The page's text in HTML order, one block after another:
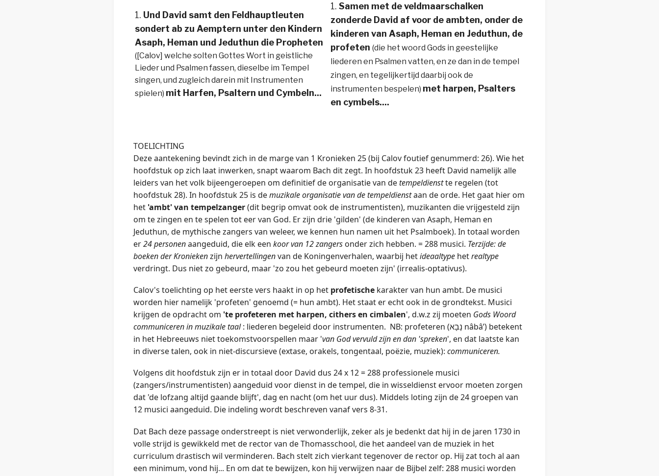
1. Und David samt den Feldhauptleuten
sondert ab zu Aemptern unter den Kindern
Asaph, Heman und Jeduthun die Propheten
([Calov] welche solten Gottes Wort in geistliche
Lieder und Psalmen fassen, dieselbe im Tempel
singen, und zugleich darein mit Instrumenten
spielen) mit Harfen, Psaltern und Cymbeln...
1. Samen met de veldmaarschalken
zonderde David af voor de ambten, onder de
kinderen van Asaph, Heman en Jeduthun, de
profeten (die het woord Gods in geestelijke
liederen en Psalmen vatten, en ze dan in de tempel
zingen, en tegelijkertijd daarbij ook de
instrumenten bespelen) met harpen, Psalters
en cymbels....
TOELICHTING
Deze aantekening bevindt zich in de marge van 1 Kronieken 25 (bij Calov foutief genummerd: 26). Wie het
hoofdstuk op zich laat inwerken, snapt waarom Bach dit zegt. In hoofdstuk 23 heeft David namelijk alle
leiders van het volk bijeengeroepen om definitief de organisatie van detempeldienstte regelen (tot
hoofdstuk 28). In hoofdstuk 25 is demuzikale organisatie van de tempeldienstaan de orde. Het gaat hier om
het 'ambt' van tempelzanger(dit begrip omvat ook de instrumentisten), muzikanten die vrijgesteld zijn
om te zingen en te spelen tot eer van God. Er zijn drie 'gilden' (de kinderen van Asaph, Heman en
Jeduthun, de mythische zangers van weleer, we kennen hun namen uit het Psalmboek). In totaal worden
er24 personenaangeduid, die elk een koor van 12 zangers onder zich hebben. = 288 musici. Terzijde: de
boeken der Kroniekenzijn hervertellingenvan de Koningenverhalen, waarbij hetideaaltype hetrealtype
verdringt. Dus niet zo gebeurd, maar 'zo zou het gebeurd moeten zijn' (irrealis-optativus).
Calov's toelichting op het eerste vers haakt in op het profetische karakter van hun ambt. De musici
worden hier namelijk 'profeten' genoemd (= hun ambt). Het staat er echt ook in de grondtekst. Musici
krijgen de opdracht om 'te profeteren met harpen, cithers en cimbalen', d.w.z zij moeten Gods Woord
communiceren in muzikale taal: liederen begeleid door instrumenten. NB: profeteren (נָבָא nâbâʼ) betekent
in het Hebreeuws niet toekomstvoorspellen maar 'van God vervuld zijn en dan 'spreken', en dat laatste kan
in diverse talen, ook in niet-discursieve (extase, orakels, tongentaal, poëzie, muziek): communiceren.
Volgens dit hoofdstuk zijn er in totaal door David dus 24 x 12 = 288 professionele musici
(zangers/instrumentisten) aangeduid voor dienst in de tempel, die in wisseldienst ervoor moeten zorgen
dat 'de lofzang altijd gaande blijft', dag en nacht (om het uur dus). Middels loting zijn de 24 groepen van
12 musici aangeduid. Die indeling wordt beschreven vanaf vers 8-31.
Dat Bach deze passage onderstreept is niet verwonderlijk, zeker als je bedenkt dat hij in de jaren 1730 in
volle strijd is gewikkeld met de rector van de Thomasschool, die het aandeel van de muziek in het
curriculum drastisch wil verminderen. Bach stelt zich vierkant tegenover de rector op. Hij zat toch al aan
een minimum, vond hij... En om dat te bewijzen, kon hij verwijzen naar de Bijbel zelf: 288 musici worden